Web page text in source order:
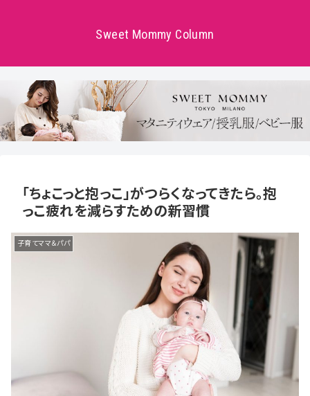
Sweet Mommy Column
「ちょこっと抱っこ」がつらくなってきたら。抱
っこ疲れを減らすための新習慣
子育てママ＆パパ